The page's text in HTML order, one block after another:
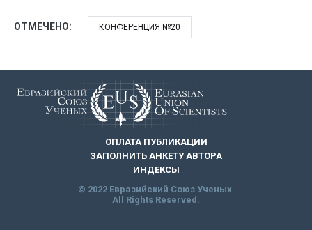
ОТМЕЧЕНО: КОНФЕРЕНЦИЯ №20
ОПЛАТА ПУБЛИКАЦИИ
ЗАПОЛНИТЬ АНКЕТУ АВТОРА
ИНДЕКСЫ
© 2022 Евразийский Союз Ученых.
All Rights Reserved.